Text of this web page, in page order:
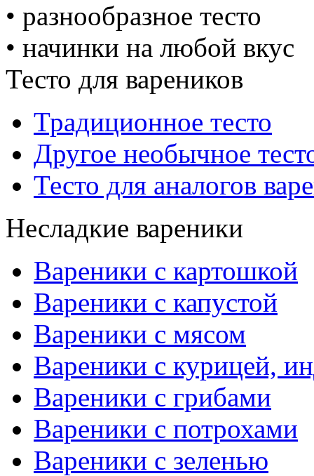
• разнообразное тесто
• начинки на любой вкус
Тесто для вареников
Традиционное тесто
Другое необычное
Тесто для аналогов
Несладкие вареники
Вареники с картошкой
Вареники с капустой
Вареники с мясом
Вареники с курицей,
Вареники с грибами
Вареники с потрохами
Вареники с зеленью